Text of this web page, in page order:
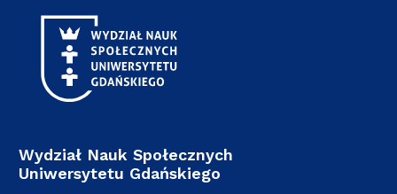
Wydział Nauk Społecznych
Uniwersytetu Gdańskiego